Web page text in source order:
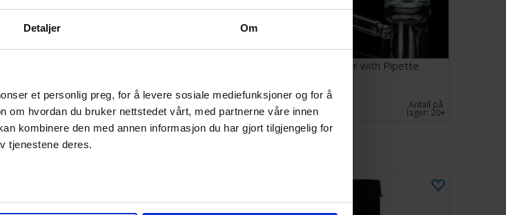
Detaljer Om
et personlig preg, for å levere sosiale mediefunksjoner og for å
om hvordan du bruker nettstedet vårt, med partnerne våre innen
kombinere den med annen informasjon du har gjort tilgjengelig for
tjenestene deres.
99,- lager:19
Empty Glass Jar with Pipette
29,- Antall på
lager:20+
også